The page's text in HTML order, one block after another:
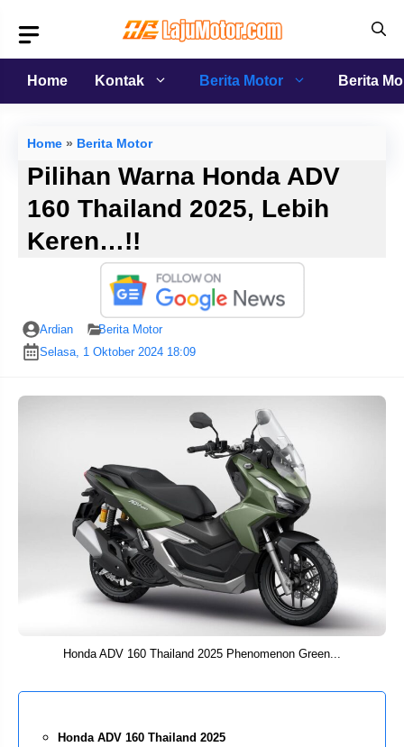
isi
Home
Kontak Berita Motor Berita
Home » Berita Motor
Pilihan Warna Honda ADV
160 Thailand 2025, Lebih
Keren…!!
Ardian
Berita Motor
Selasa, 1 Oktober 2024 18:09
Honda ADV 160 Thailand 2025 Phenomenon Green...
Honda ADV 160 Thailand 2025